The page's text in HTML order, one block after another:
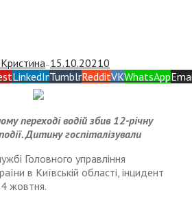
— 15.10.20210
LinkedInTumblrRedditVKWhatsApp
переході водій збив 12-річну
Дитину госпіталізували
Головного управління
в Київській області, інцидент
жовтня.